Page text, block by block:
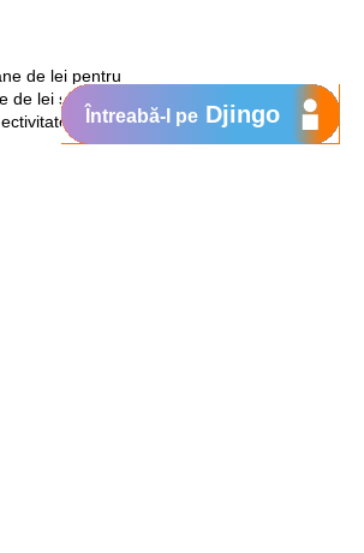
de lei pentru
lei sunt
Întreabă-l pe Djingo